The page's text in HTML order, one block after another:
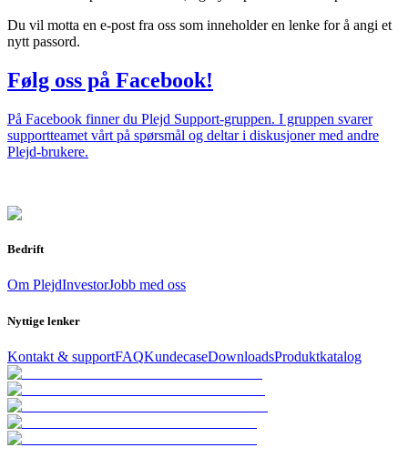
Du vil motta en e-post fra oss som inneholder en lenke for å angi et
nytt passord.
Følg oss på Facebook!
På Facebook finner du Plejd Support-gruppen. I gruppen svarer
supportteamet vårt på spørsmål og deltar i diskusjoner med andre
Plejd-brukere.
Bedrift
Om PlejdInvestorJobb med oss
Nyttige lenker
Kontakt & supportFAQKundecaseDownloadsProduktkatalog